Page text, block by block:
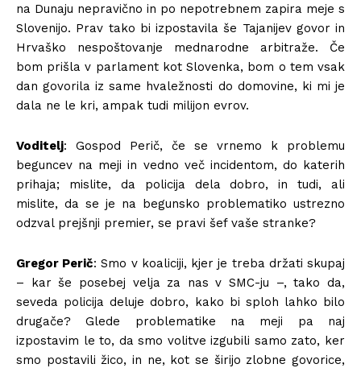
na Dunaju nepravično in po nepotrebnem zapira meje s
Slovenijo. Prav tako bi izpostavila še Tajanijev govor in
Hrvaško nespoštovanje mednarodne arbitraže. Če
bom prišla v parlament kot Slovenka, bom o tem vsak
dan govorila iz same hvaležnosti do domovine, ki mi je
dala ne le kri, ampak tudi milijon evrov.
Voditelj: Gospod Perič, če se vrnemo k problemu
beguncev na meji in vedno več incidentom, do katerih
prihaja; mislite, da policija dela dobro, in tudi, ali
mislite, da se je na begunsko problematiko ustrezno
odzval prejšnji premier, se pravi šef vaše stranke?
Gregor Perič: Smo v koaliciji, kjer je treba držati skupaj
– kar še posebej velja za nas v SMC-ju –, tako da,
seveda policija deluje dobro, kako bi sploh lahko bilo
drugače? Glede problematike na meji pa naj
izpostavim le to, da smo volitve izgubili samo zato, ker
smo postavili žico, in ne, kot se širijo zlobne govorice,